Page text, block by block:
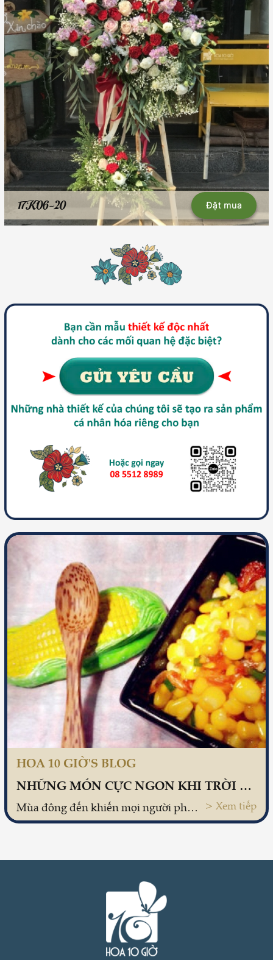
17K06-20 Đặt mua
HOA 10 GIỜ'S BLOG
NHỮNG MÓN CỰC NGON KHI TRỜI LẠNH
Mùa đông đến khiến mọi người phải co ro trong cái lạnh, nhưng mùa đông cũng mang đến những món ngon cực đỉnh mà vừa nghe xong thôi bạn đã có ngay cảm giác "thèm rớt nước miếng". > Xem tiếp